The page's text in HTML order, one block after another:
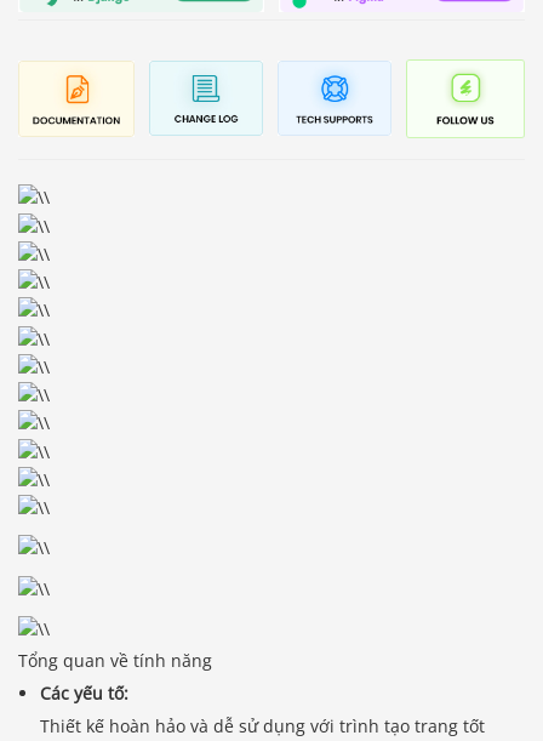
Tổng quan về tính năng
Các yếu tố:
Thiết kế hoàn hảo và dễ sử dụng với trình tạo trang tốt